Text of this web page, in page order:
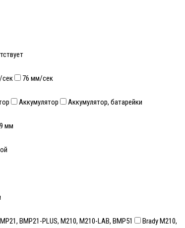
76 мм/сек
Аккумулятор
Аккумулятор, батарейки
мм
BMP21-PLUS, M210, M210-LAB, BMP51
Brady M210,